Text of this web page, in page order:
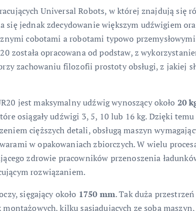
Universal Robots, w której znajdują się
się jednak zdecydowanie większym udźwigiem
cobotami a robotami typowo
została opracowana od podstaw, z
zachowaniu filozofii prostoty obsługi, z jakiej
jest maksymalny udźwig wynoszący około 20
osiągały udźwigi 3, 5, 10 lub 16 kg. Dzięki temu
cięższych detali, obsługą maszyn
w opakowaniach zbiorczych. W wielu
zdrowie pracowników przenoszenia
rozwiązaniem.
sięgający około 1750 mm. Tak duża
kilku sąsiadujących ze sobą